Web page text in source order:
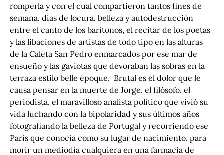
romperla y con el cual compartieron tantos fines de
semana, días de locura, belleza y autodestrucción
entre el canto de los barítonos, el recitar de los poetas
y las libaciones de artistas de todo tipo en las alturas
de la Caleta San Pedro enmarcados por ese mar de
ensueño y las gaviotas que devoraban las sobras en la
terraza estilo belle époque. Brutal es el dolor que le
causa pensar en la muerte de Jorge, el filósofo, el
periodista, el maravilloso analista político que vivió su
vida luchando con la bipolaridad y sus últimos años
fotografiando la belleza de Portugal y recorriendo ese
París que conocía como su lugar de nacimiento, para
morir un mediodía cualquiera en una farmacia de